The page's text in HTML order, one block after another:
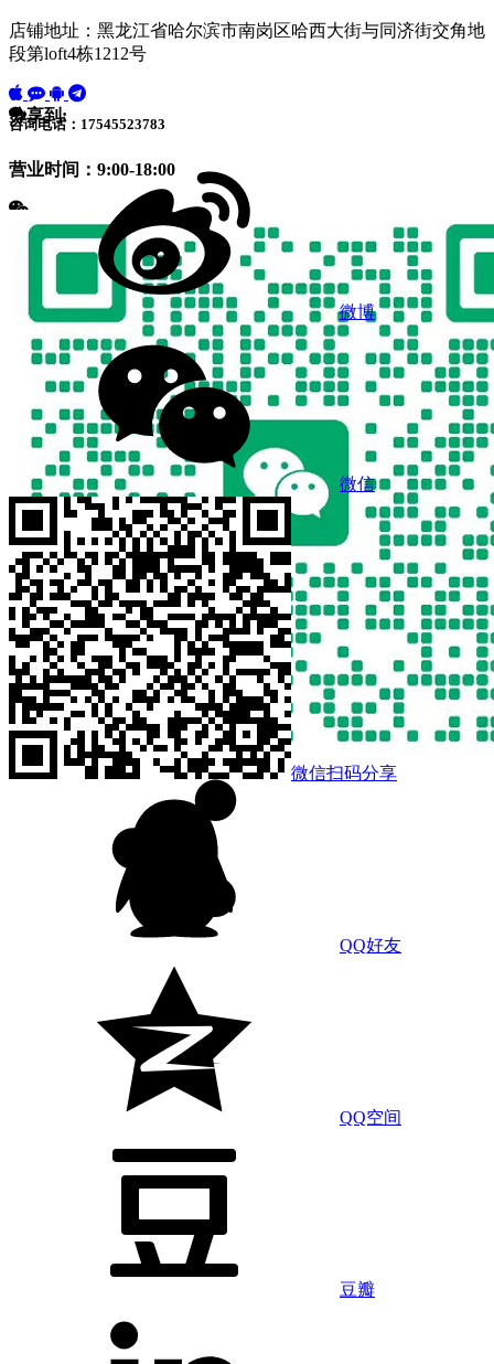
店铺地址：黑龙江省哈尔滨市南岗区哈西大街与同济街交角地
段第loft4栋1212号
咨询电话：17545523783
营业时间：9:00-18:00
分享到:
微博
微信
微信扫码分享
QQ好友
QQ空间
豆瓣